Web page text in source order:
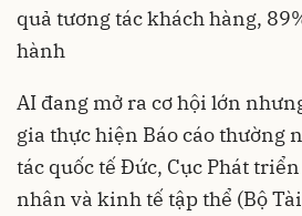
quả tương tác khách hàng,
hành
AI đang mở ra cơ hội lớn
gia thực hiện Báo cáo thường
tác quốc tế Đức, Cục Phát
nhân và kinh tế tập thể (Bộ